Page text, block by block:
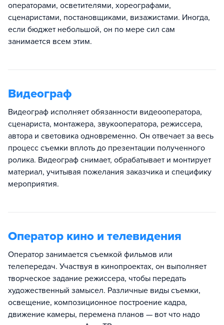
операторами, осветителями, хореографами,
сценаристами, постановщиками, визажистами. Иногда,
если бюджет небольшой, он по мере сил сам
занимается всем этим.
Видеограф
Видеограф исполняет обязанности видеооператора,
сценариста, монтажера, звукооператора, режиссера,
автора и световика одновременно. Он отвечает за весь
процесс съемки вплоть до презентации полученного
ролика. Видеограф снимает, обрабатывает и монтирует
материал, учитывая пожелания заказчика и специфику
мероприятия.
Оператор кино и телевидения
Оператор занимается съемкой фильмов или
телепередач. Участвуя в кинопроектах, он выполняет
творческое задание режиссера, чтобы передать
художественный замысел. Различные виды съемки,
освещение, композиционное построение кадра,
движение камеры, перемена планов — вот что надо